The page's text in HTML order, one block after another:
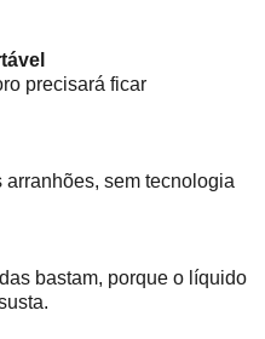
precisará ficar
sem tecnologia
bastam, porque o líquido